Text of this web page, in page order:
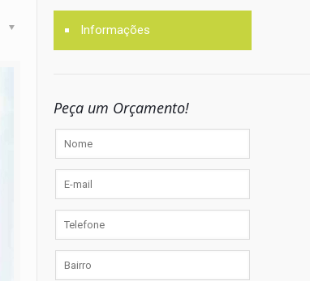
Informações
Peça um Orçamento!